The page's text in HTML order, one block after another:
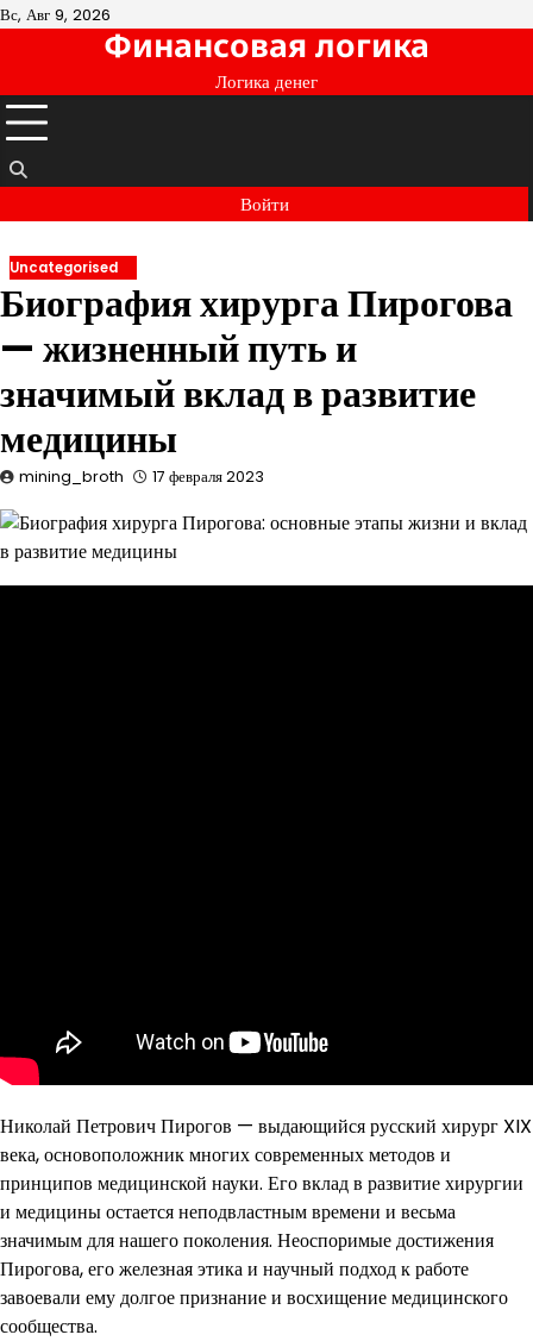
Перейти
Вс, Авг 9, 2026
Финансовая логика
Логика денег
Войти
Uncategorised
Биография хирурга Пирогова
— жизненный путь и
значимый вклад в развитие
медицины
mining_broth 17 февраля 2023
Николай Петрович Пирогов — выдающийся русский хирург XIX
века, основоположник многих современных методов и
принципов медицинской науки. Его вклад в развитие хирургии
и медицины остается неподвластным времени и весьма
значимым для нашего поколения. Неоспоримые достижения
Пирогова, его железная этика и научный подход к работе
завоевали ему долгое признание и восхищение медицинского
сообщества.